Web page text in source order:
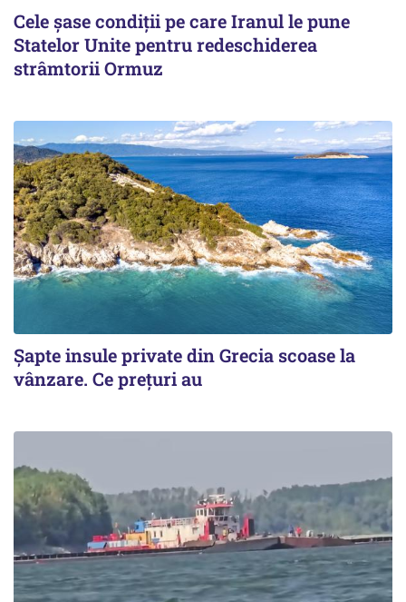
Cele șase condiții pe care Iranul le pune
Statelor Unite pentru redeschiderea
strâmtorii Ormuz
Șapte insule private din Grecia scoase la
vânzare. Ce prețuri au